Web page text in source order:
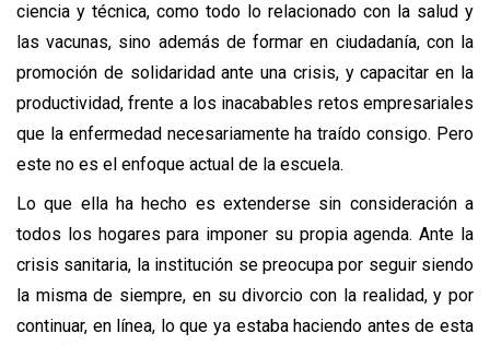
ciencia y técnica, como todo lo relacionado con la salud y
las vacunas, sino además de formar en ciudadanía, con la
promoción de solidaridad ante una crisis, y capacitar en la
productividad, frente a los inacabables retos empresariales
que la enfermedad necesariamente ha traído consigo. Pero
este no es el enfoque actual de la escuela.
Lo que ella ha hecho es extenderse sin consideración a
todos los hogares para imponer su propia agenda. Ante la
crisis sanitaria, la institución se preocupa por seguir siendo
la misma de siempre, en su divorcio con la realidad, y por
continuar, en línea, lo que ya estaba haciendo antes de esta